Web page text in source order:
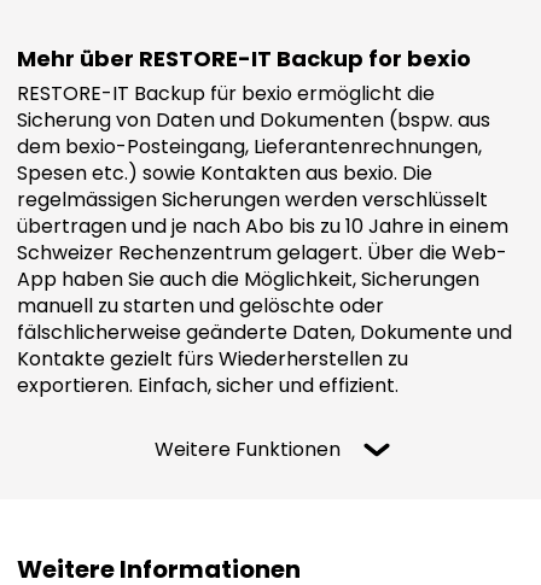
Mehr über RESTORE-IT Backup for bexio
RESTORE-IT Backup für bexio ermöglicht die
Sicherung von Daten und Dokumenten (bspw. aus
dem bexio-Posteingang, Lieferantenrechnungen,
Spesen etc.) sowie Kontakten aus bexio. Die
regelmässigen Sicherungen werden verschlüsselt
übertragen und je nach Abo bis zu 10 Jahre in einem
Schweizer Rechenzentrum gelagert. Über die Web-
App haben Sie auch die Möglichkeit, Sicherungen
manuell zu starten und gelöschte oder
fälschlicherweise geänderte Daten, Dokumente und
Kontakte gezielt fürs Wiederherstellen zu
exportieren. Einfach, sicher und effizient.
Weitere Funktionen
Weitere Informationen